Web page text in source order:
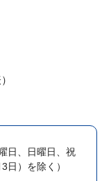
曜日、日曜日、祝
日）を除く）